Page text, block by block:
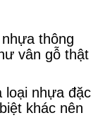
thông
vân gỗ thật
loại nhựa đặc
khác nên